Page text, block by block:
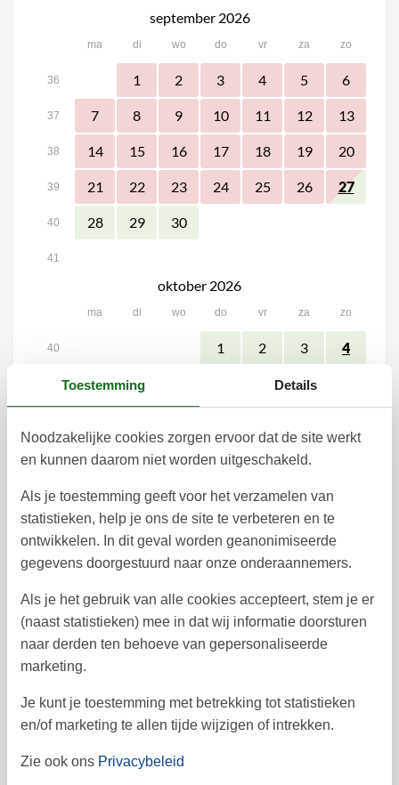
september 2026
ma di wo do vr za zo
36 1 2 3 4 5 6
37 7 8 9 10 11 12 13
38 14 15 16 17 18 19 20
39 21 22 23 24 25 26 27
40 28 29 30
41
oktober 2026
ma di wo do vr za zo
40 1 2 3 4
5 6 10
43 19 20 21 22 23 24
44 26 27 28 29 30 31
45
Prijs
Periode
Aankomst
Duur
Toestemming Details
Noodzakelijke cookies zorgen ervoor dat de site werkt
en kunnen daarom niet worden uitgeschakeld.
Als je toestemming geeft voor het verzamelen van
statistieken, help je ons de site te verbeteren en te
ontwikkelen. In dit geval worden geanonimiseerde
gegevens doorgestuurd naar onze onderaannemers.
Als je het gebruik van alle cookies accepteert, stem je er
(naast statistieken) mee in dat wij informatie doorsturen
naar derden ten behoeve van gepersonaliseerde
marketing.
Je kunt je toestemming met betrekking tot statistieken
en/of marketing te allen tijde wijzigen of intrekken.
Zie ook ons Privacybeleid